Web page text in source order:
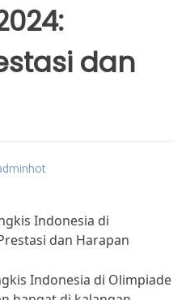
dan
Indonesia di
dan Harapan
Indonesia di Olimpiade